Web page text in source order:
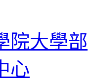
院大學部
心